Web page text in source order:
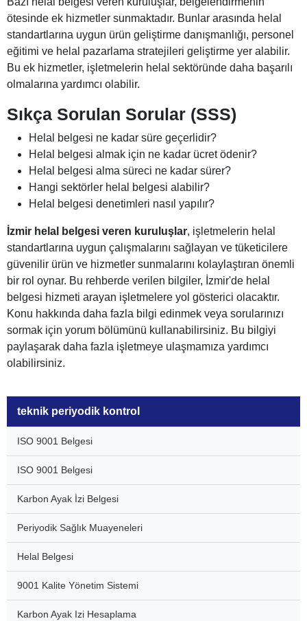
teknik periyodik kontrol
ISO 9001 Belgesi
ISO 9001 Belgesi
Karbon Ayak İzi Belgesi
Periyodik Sağlık Muayeneleri
Helal Belgesi
9001 Kalite Yönetim Sistemi
Karbon Ayak Izi Hesaplama
ötesinde ek hizmetler sunmaktadır. Bunlar arasında helal
standartlarına uygun ürün geliştirme danışmanlığı, personel
eğitimi ve helal pazarlama stratejileri geliştirme yer alabilir.
Bu ek hizmetler, işletmelerin helal sektöründe daha başarılı
olmalarına yardımcı olabilir.
Sıkça Sorulan Sorular (SSS)
Helal belgesi ne kadar süre geçerlidir?
Helal belgesi almak için ne kadar ücret ödenir?
Helal belgesi alma süreci ne kadar sürer?
Hangi sektörler helal belgesi alabilir?
Helal belgesi denetimleri nasıl yapılır?
İzmir helal belgesi veren kuruluşlar, işletmelerin helal
standartlarına uygun çalışmalarını sağlayan ve tüketicilere
güvenilir ürün ve hizmetler sunmalarını kolaylaştıran önemli
bir rol oynar. Bu rehberde verilen bilgiler, İzmir'de helal
belgesi hizmeti arayan işletmelere yol gösterici olacaktır.
Konu hakkında daha fazla bilgi edinmek veya sorularınızı
sormak için yorum bölümünü kullanabilirsiniz. Bu bilgiyi
paylaşarak daha fazla işletmeye ulaşmamıza yardımcı
olabilirsiniz.